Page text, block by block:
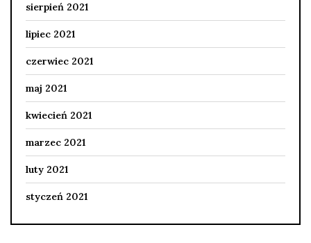
sierpień 2021
lipiec 2021
czerwiec 2021
maj 2021
kwiecień 2021
marzec 2021
luty 2021
styczeń 2021